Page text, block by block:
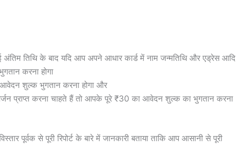
तिथि के बाद यदि आप अपने आधार कार्ड में नाम जन्मतिथि और एड्रेस आदि
करना होगा
शुल्क भुगतान करना होगा और
प्राप्त करना चाहते हैं तो आपके पूरे ₹30 का आवेदन शुल्क का भुगतान करना
पूर्वक से पूरी रिपोर्ट के बारे में जानकारी बताया ताकि आप आसानी से पूरी